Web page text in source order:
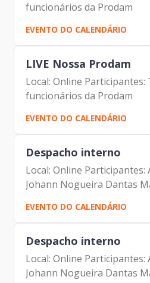
funcionários da Prodam
EVENTO DO CALENDÁRIO
LIVE Nossa Prodam
Local: Online
funcionários da Prodam
EVENTO DO CALENDÁRIO
Despacho interno
Local: Online Participantes:
Johann Nogueira Dantas
EVENTO DO CALENDÁRIO
Despacho interno
Local: Online Participantes:
Johann Nogueira Dantas